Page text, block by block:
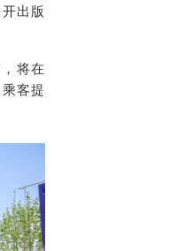
出版
将在
客提